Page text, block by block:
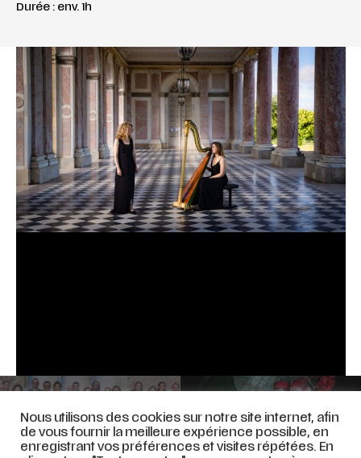
Durée : env. 1h
FLAMMES DE MAGICIENNES
– 1er décembre 2023
[complet]
LA FLÛTE ENCHANTÉE – 9 ET
10 décembre 2023
Nous utilisons des cookies sur notre site internet, afin
de vous fournir la meilleure expérience possible, en
enregistrant vos préférences et visites répétées. En